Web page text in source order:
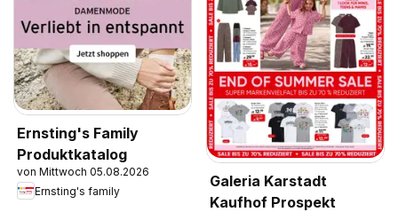
Ernsting's Family
Produktkatalog
von Mittwoch 05.08.2026
Ernsting's family
Galeria Karstadt
Kaufhof Prospekt